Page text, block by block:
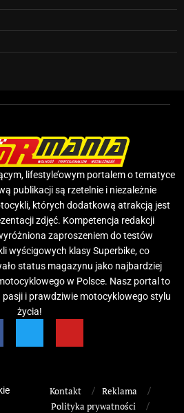
lifestyle’owym portalem o tematyce
publikacji są rzetelnie i niezależnie
których dodatkową atrakcją jest
zdjęć. Kompetencja redakcji
zaproszeniem do testów
wyścigowych klasy Superbike, co
status magazynu jako najbardziej
w Polsce. Nasz portal to
pasji i prawdziwie motocyklowego stylu
życia!
Kontakt
Reklama
Polityka prywatności